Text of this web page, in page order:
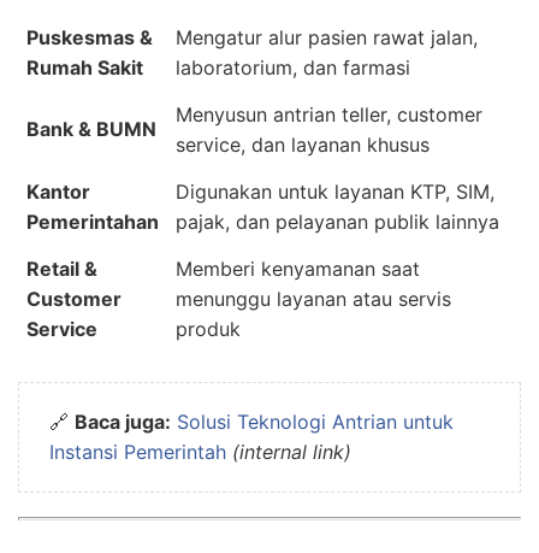
Puskesmas &
Rumah Sakit
Mengatur alur pasien rawat jalan,
laboratorium, dan farmasi
Bank & BUMN
Menyusun antrian teller, customer
service, dan layanan khusus
Kantor
Pemerintahan
Digunakan untuk layanan KTP, SIM,
pajak, dan pelayanan publik lainnya
Retail &
Customer
Service
Memberi kenyamanan saat
menunggu layanan atau servis
produk
🔗 Baca juga: Solusi Teknologi Antrian untuk
Instansi Pemerintah (internal link)